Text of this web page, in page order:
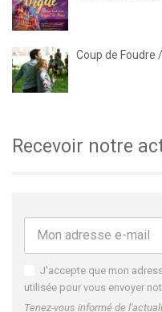
Coup de Foudre
Recevoir notre
J'accepte que mon
utilisée pour vous envoyer
Tenez-vous informé de